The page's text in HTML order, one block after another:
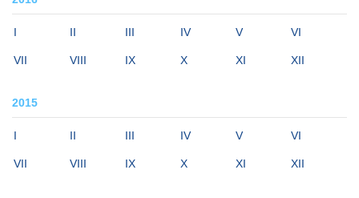
I II III IV V VI
VII VIII IX X XI XII
2015
I II III IV V VI
VII VIII IX X XI XII